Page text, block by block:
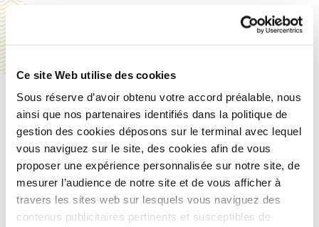
Ce site Web utilise des cookies
Sous réserve d’avoir obtenu votre accord préalable, nous
ainsi que nos partenaires identifiés dans la politique de
gestion des cookies déposons sur le terminal avec lequel
vous naviguez sur le site, des cookies afin de vous
proposer une expérience personnalisée sur notre site, de
mesurer l’audience de notre site et de vous afficher à
travers les sites web sur lesquels vous naviguez des
contenus publicitaires pertinents et susceptibles de
école et voteront parmi les 3 ou 4 meilleures propositions.